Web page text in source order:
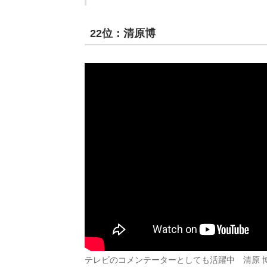
22位：清原博
テレビのコメンテーターとしても活躍中 清原